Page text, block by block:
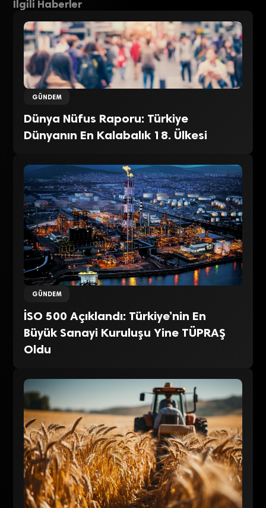
İlgili Haberler
GÜNDEM
Dünya Nüfus Raporu: Türkiye
Dünyanın En Kalabalık 18. Ülkesi
GÜNDEM
İSO 500 Açıklandı: Türkiye’nin En
Büyük Sanayi Kuruluşu Yine TÜPRAŞ
Oldu